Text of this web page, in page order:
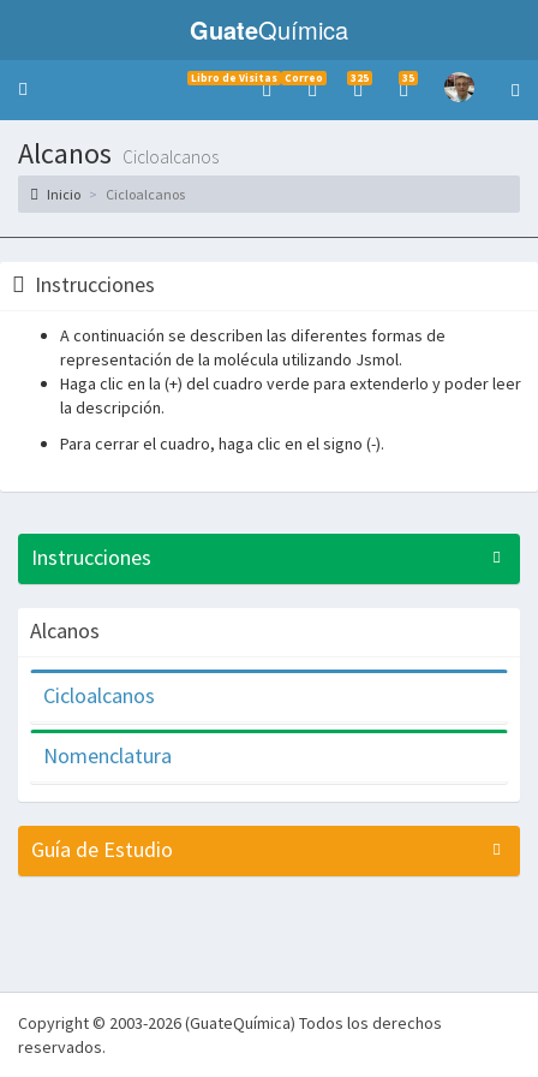
GuateQuímica
Libro de Visitas Correo 325 35
Alcanos Cicloalcanos
Inicio Cicloalcanos
Instrucciones
A continuación se describen las diferentes formas de
representación de la molécula utilizando Jsmol.
Haga clic en la (+) del cuadro verde para extenderlo y poder leer
la descripción.
Para cerrar el cuadro, haga clic en el signo (-).
Instrucciones
Alcanos
Cicloalcanos
Nomenclatura
Guía de Estudio
Copyright © 2003-2026 (GuateQuímica) Todos los derechos
reservados.